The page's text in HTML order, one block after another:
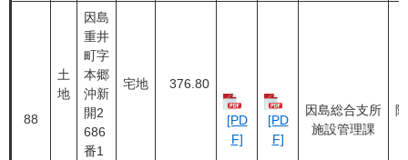
88
土
地
因島
重井
町字
本郷
沖新
開2
686
番1
宅地 376.80
[PD
F]
[PD
F]
因島総合支所
施設管理課